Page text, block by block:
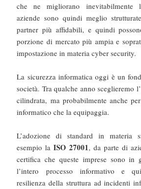
che ne migliorano inevitabilmente
aziende sono quindi meglio
partner più affidabili, e quindi
porzione di mercato più ampia e
impostazione in materia cyber security.
La sicurezza informatica oggi è un
società. Tra qualche anno sceglieremo
cilindrata, ma probabilmente anche
informatico che la equipaggia.
L’adozione di standard in materia
esempio la ISO 27001, da parte di
certifica che queste imprese sono in
l’intero processo informativo e
resilienza della struttura ad incidenti